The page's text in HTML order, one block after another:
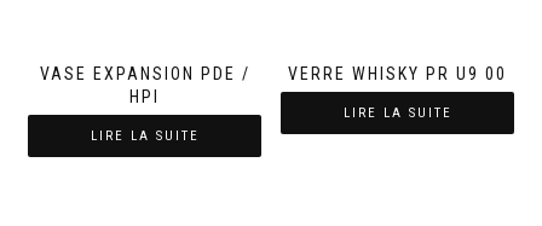
VASE EXPANSION PDE /
HPI
LIRE LA SUITE
VERRE WHISKY PR U9 00
LIRE LA SUITE